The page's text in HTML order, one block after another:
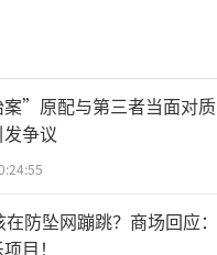
案”原配与第三者当面对质
争议
防坠网蹦跳？商场回应：
目！